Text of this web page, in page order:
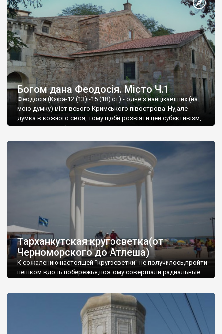
Богом дана Феодосія. Місто Ч.1
Феодосія (Кафа-12 (13) -15 (18) ст) - одне з найцікавіших (на
мою думку) міст всього Кримського півострова .Ну,але
думка в кожного своя, тому щоби розвіяти цей субєктивізм,
запрошую відвідати це
Тарханкутская кругосветка(от
Черноморского до Атлеша)
К сожалению настоящей "кругосветки" не получилось,пройти
пешком вдоль побережья,поэтому совершали радиальные